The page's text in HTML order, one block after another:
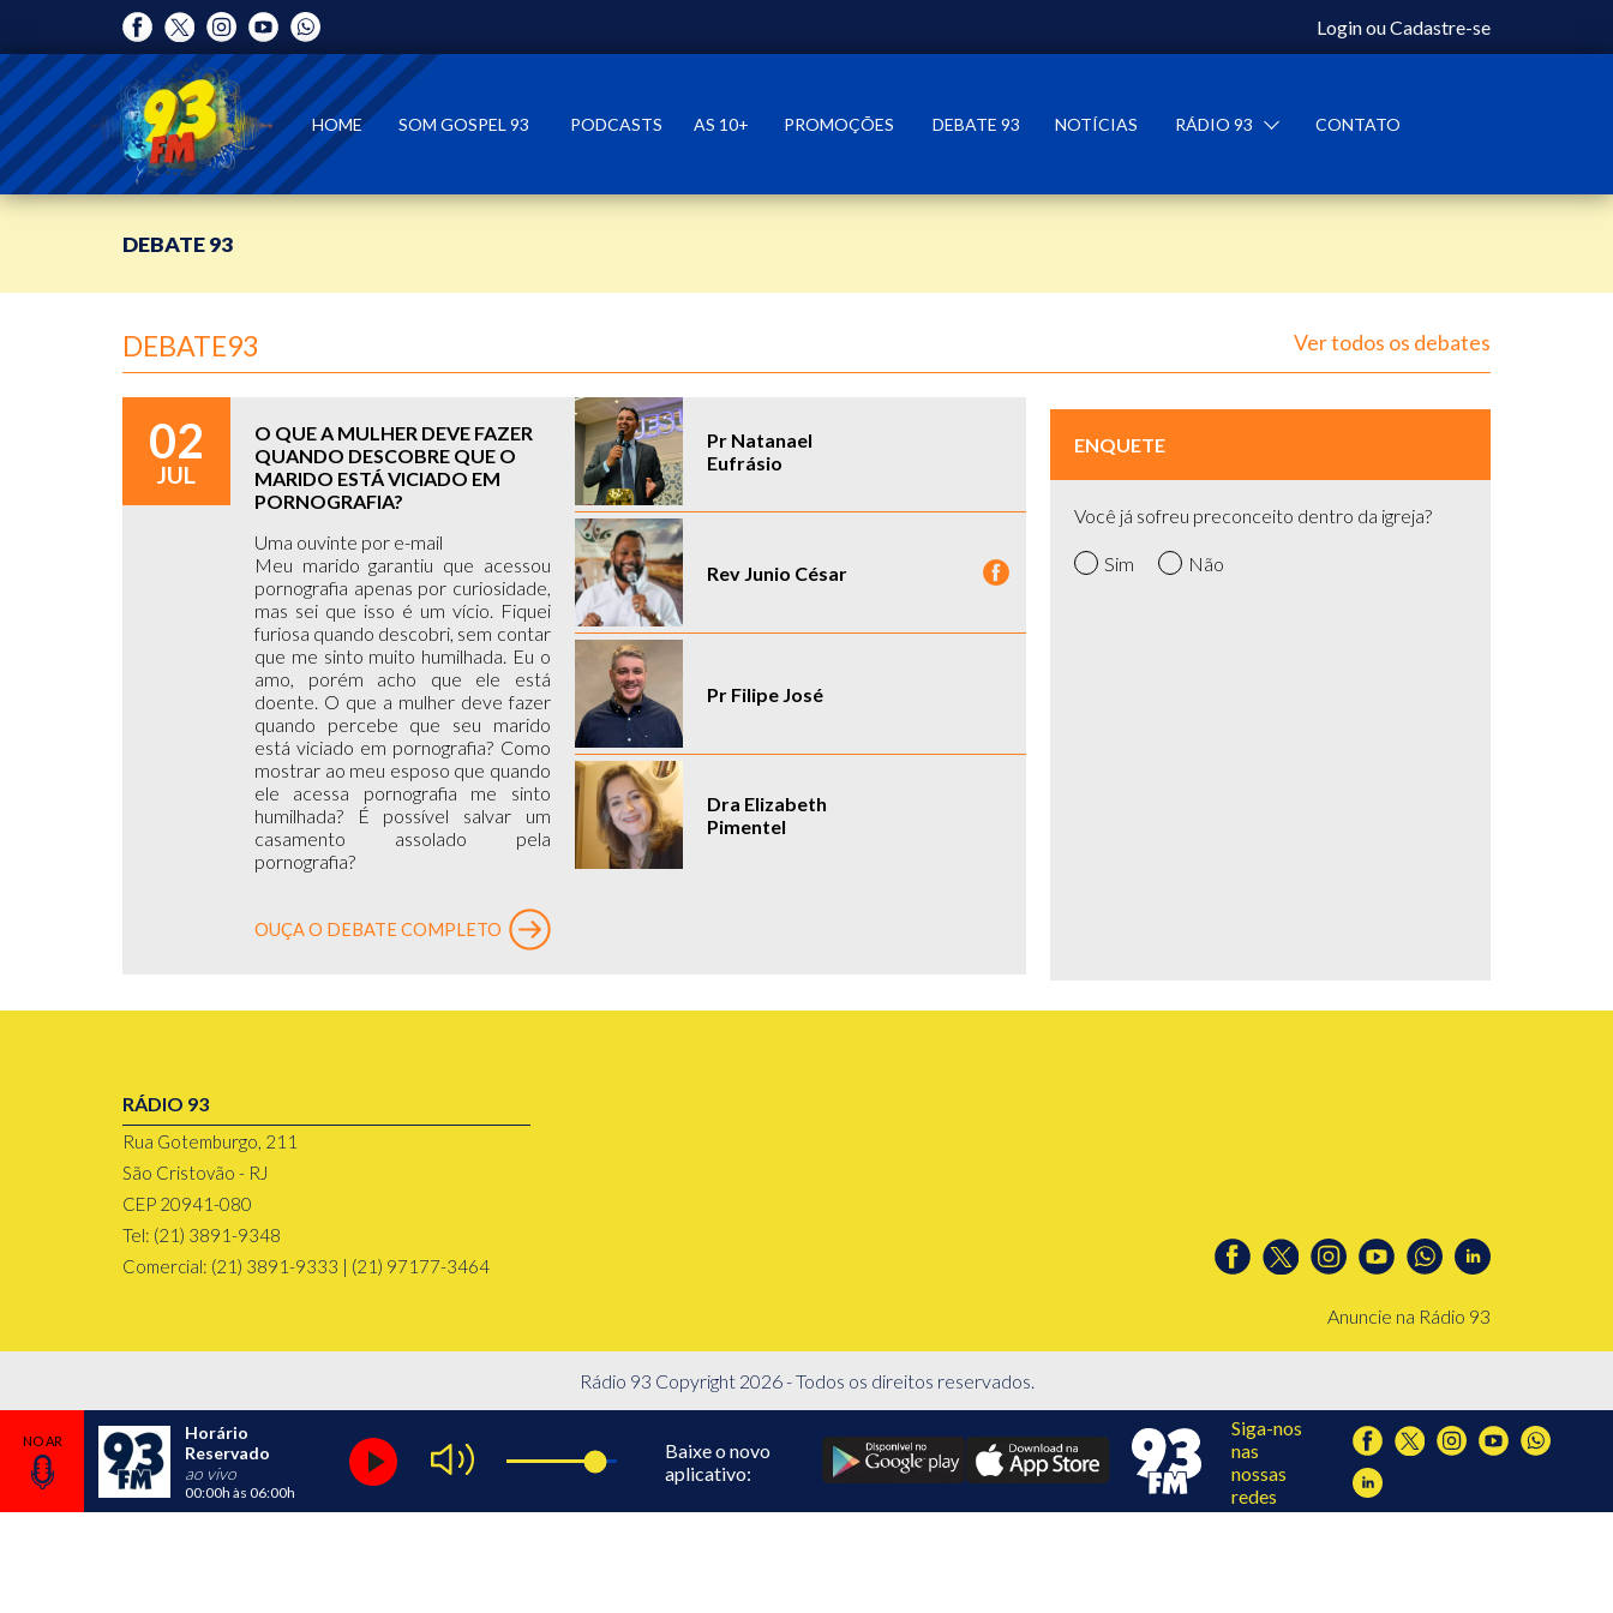
LoginouCadastre-se
HOME SOM GOSPEL 93 PODCASTS AS 10+ PROMOÇÕES DEBATE 93 NOTÍCIAS RÁDIO 93 CONTATO
DEBATE 93
DEBATE93 Ver todos os debates
02
JUL
O QUE A MULHER DEVE FAZER
QUANDO DESCOBRE QUE O
MARIDO ESTÁ VICIADO EM
PORNOGRAFIA?
Uma ouvinte por e-mail
Meu marido garantiu que acessou
pornografia apenas por curiosidade,
mas sei que isso é um vício. Fiquei
furiosa quando descobri, sem contar
que me sinto muito humilhada. Eu o
amo, porém acho que ele está
doente. O que a mulher deve fazer
quando percebe que seu marido
está viciado em pornografia? Como
mostrar ao meu esposo que quando
ele acessa pornografia me sinto
humilhada? É possível salvar um
casamento assolado pela
pornografia?
OUÇA O DEBATE COMPLETO
Pr Natanael
Eufrásio
Rev Junio César
Pr Filipe José
Dra Elizabeth
Pimentel
ENQUETE
Você já sofreu preconceito dentro da igreja?
Sim Não
RÁDIO 93
Rua Gotemburgo, 211
São Cristovão - RJ
CEP 20941-080
Tel: (21) 3891-9348
Comercial: (21) 3891-9333 | (21) 97177-3464
Anuncie na Rádio 93
Rádio 93 Copyright 2026 - Todos os direitos reservados.
Horário
Reservado
ao vivo
00:00h às06:00h
Baixe o novo
aplicativo:
Siga-nos
nas
nossas
redes